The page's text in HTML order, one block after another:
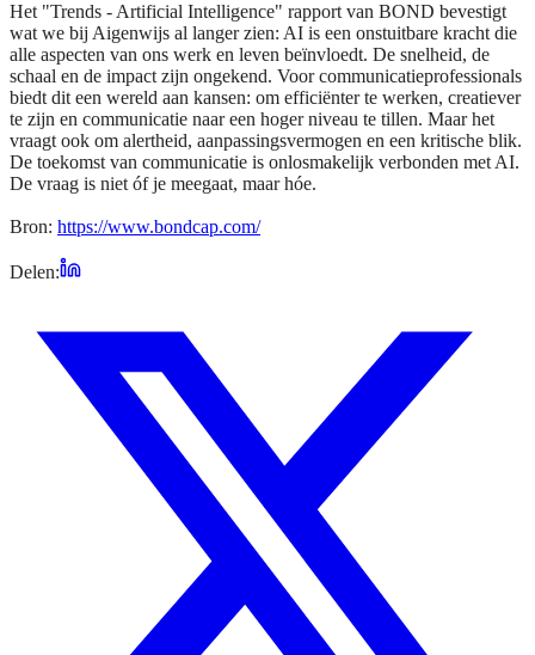
Het "Trends - Artificial Intelligence" rapport van BOND bevestigt
wat we bij Aigenwijs al langer zien: AI is een onstuitbare kracht die
alle aspecten van ons werk en leven beïnvloedt. De snelheid, de
schaal en de impact zijn ongekend. Voor communicatieprofessionals
biedt dit een wereld aan kansen: om efficiënter te werken, creatiever
te zijn en communicatie naar een hoger niveau te tillen. Maar het
vraagt ook om alertheid, aanpassingsvermogen en een kritische blik.
De toekomst van communicatie is onlosmakelijk verbonden met AI.
De vraag is niet óf je meegaat, maar hóe.
Bron: https://www.bondcap.com/
Delen: